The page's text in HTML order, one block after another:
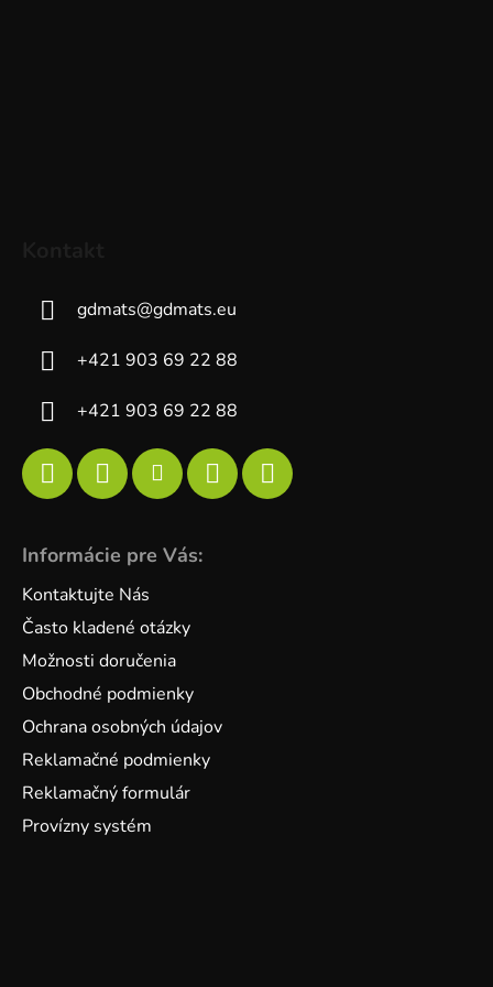
gdmats@gdmats.eu
+421 903 69 22 88
+421 903 69 22 88
Informácie pre Vás:
Kontaktujte Nás
Často kladené otázky
Možnosti doručenia
Obchodné podmienky
Ochrana osobných údajov
Reklamačné podmienky
Reklamačný formulár
Provízny systém